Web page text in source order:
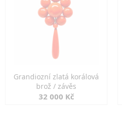
Grandiozní zlatá korálová
brož / závěs
32 000 Kč